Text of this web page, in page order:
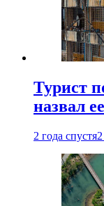
Турист
назвал
2 года спустя